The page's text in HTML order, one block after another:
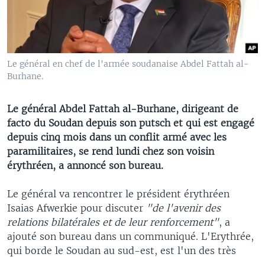
Le général en chef de l'armée soudanaise Abdel Fattah al-
Burhane.
Le général Abdel Fattah al-Burhane, dirigeant de
facto du Soudan depuis son putsch et qui est engagé
depuis cinq mois dans un conflit armé avec les
paramilitaires, se rend lundi chez son voisin
érythréen, a annoncé son bureau.
Le général va rencontrer le président érythréen
Isaias Afwerkie pour discuter "de l'avenir des
relations bilatérales et de leur renforcement", a
ajouté son bureau dans un communiqué. L'Erythrée,
qui borde le Soudan au sud-est, est l'un des très